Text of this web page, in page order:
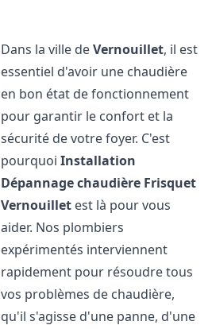
Dans la ville deVernouillet, il est
essentiel d'avoir une chaudière
en bon état de fonctionnement
pour garantir le confort et la
sécurité de votre foyer. C'est
pourquoiInstallation
Dépannage chaudière Frisquet
Vernouillet est là pour vous
aider. Nos plombiers
expérimentés interviennent
rapidement pour résoudre tous
vos problèmes de chaudière,
qu'il s'agisse d'une panne, d'une